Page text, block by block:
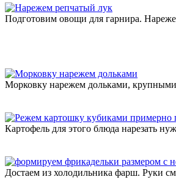
Подготовим овощи для гарнира.
Морковку нарежем дольками,
Картофель для этого блюда нарезать
Достаем из холодильника фарш. Руки